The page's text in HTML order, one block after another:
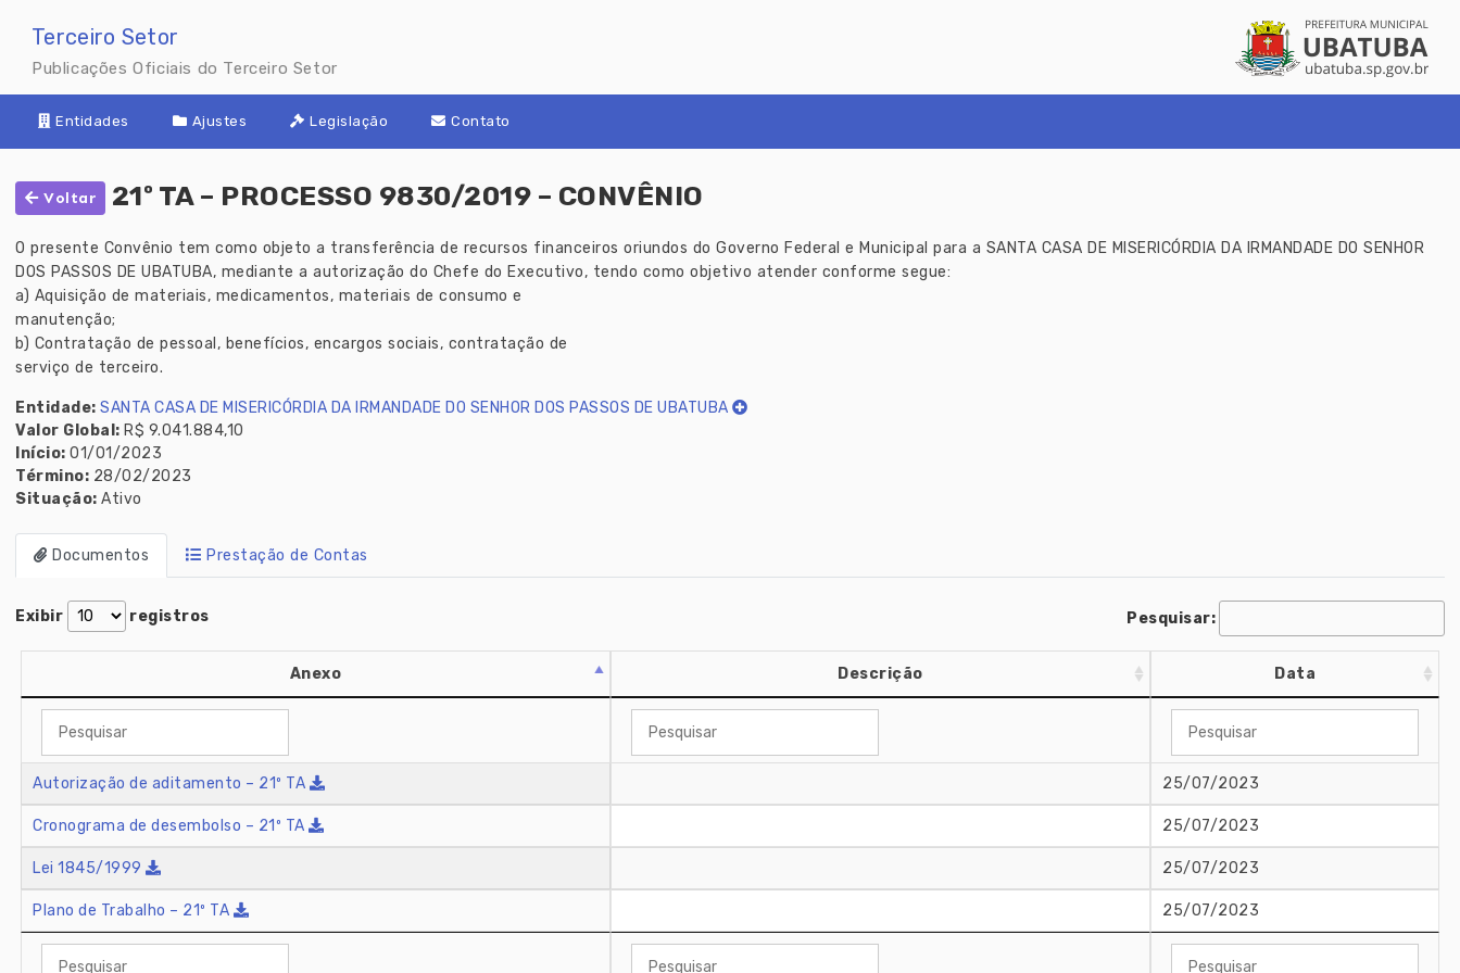
Terceiro Setor
Publicações Oficiais do Terceiro Setor
Entidades Ajustes Legislação Contato
Voltar 21º TA – PROCESSO 9830/2019 – CONVÊNIO
O presente Convênio tem como objeto a transferência de recursos financeiros oriundos do Governo Federal e Municipal para a SANTA CASA DE MISERICÓRDIA DA IRMANDADE DO SENHOR
DOS PASSOS DE UBATUBA, mediante a autorização do Chefe do Executivo, tendo como objetivo atender conforme segue:
a) Aquisição de materiais, medicamentos, materiais de consumo e
manutenção;
b) Contratação de pessoal, benefícios, encargos sociais, contratação de
serviço de terceiro.
Entidade: SANTA CASA DE MISERICÓRDIA DA IRMANDADE DO SENHOR DOS PASSOS DE UBATUBA
Valor Global: R$ 9.041.884,10
Início: 01/01/2023
Término: 28/02/2023
Situação: Ativo
Documentos Prestação de Contas
Exibir registros Pesquisar:
Anexo Descrição Data
Autorização de aditamento – 21º TA 25/07/2023
Cronograma de desembolso – 21º TA 25/07/2023
Lei 1845/1999 25/07/2023
Plano de Trabalho – 21º TA 25/07/2023